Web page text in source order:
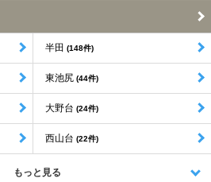
半田 (148件)
東池尻 (44件)
大野台 (24件)
西山台 (22件)
もっと見る